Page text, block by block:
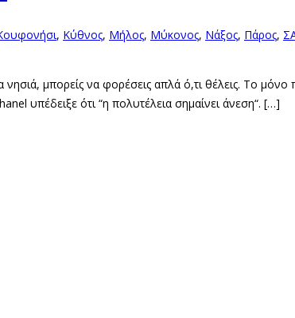
, Κύθνος, Μήλος, Μύκονος, Νάξος, Πάρος,
μπορείς να φορέσεις απλά ό,τι θέλεις. Το
υπέδειξε ότι “η πολυτέλεια σημαίνει άνεση“. […]